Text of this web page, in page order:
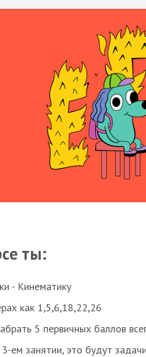
ты:
- Кинематику
как 1,5,6,18,22,26
5 первичных баллов
занятии, это будут